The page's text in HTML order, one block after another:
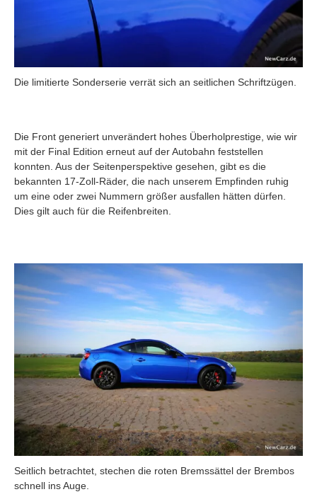
Die limitierte Sonderserie verrät sich an seitlichen Schriftzügen.
Die Front generiert unverändert hohes Überholprestige, wie wir
mit der Final Edition erneut auf der Autobahn feststellen
konnten. Aus der Seitenperspektive gesehen, gibt es die
bekannten 17-Zoll-Räder, die nach unserem Empfinden ruhig
um eine oder zwei Nummern größer ausfallen hätten dürfen.
Dies gilt auch für die Reifenbreiten.
Seitlich betrachtet, stechen die roten Bremssättel der Brembos
schnell ins Auge.